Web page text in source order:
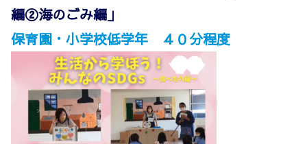
編②海のごみ編」
保育園・小学校低学年 ４０分程度